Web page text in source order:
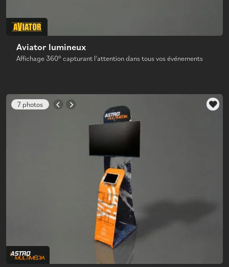
Aviator lumineux
Affichage 360° capturant l'attention dans tous vos événements
7 photos